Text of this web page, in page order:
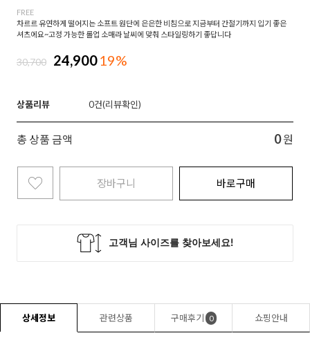
FREE
차르르 유연하게 떨어지는 소프트 원단에 은은한 비침으로 지금부터 간절기까지 입기 좋은
셔츠에요~고정 가능한 롤업 소매라 날씨에 맞춰 스타일링하기 좋답니다
30,700 24,90019%
상품리뷰 0
총 상품 금액 0 원
장바구니 바로구매
상세정보 관련상품 구매후기 0 쇼핑안내